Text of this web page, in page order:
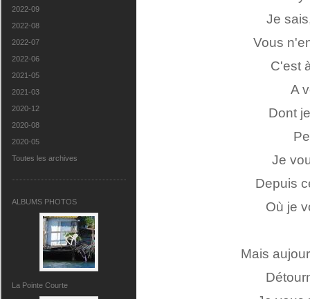
2022-09
2022-08
2022-07
2022-06
2021-05
2021-03
2020-12
2020-08
2020-05
Toutes les archives
ALBUMS PHOTOS
La Pointe Courte
Je
Vous
C'est
A
Dont
Je
Depuis
Où je
Mais